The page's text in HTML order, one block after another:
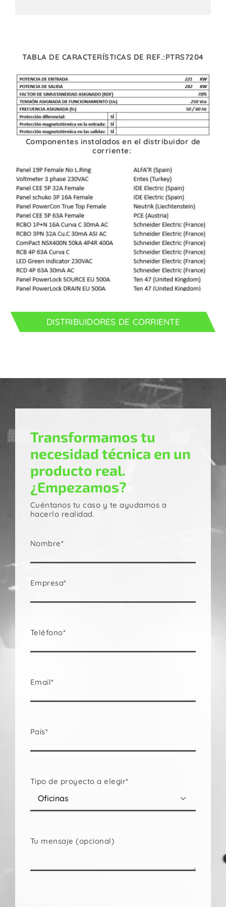
TABLA DE CARACTERÍSTICAS DE REF.:PTRS7204
Componentes instalados en el distribuidor de
corriente:
DISTRIBUIDORES DE CORRIENTE
Transformamos tu
necesidad técnica en un
producto real.
¿Empezamos?
Cuéntanos tu caso y te ayudamos a
hacerlo realidad.
Nombre*
Empresa*
Teléfono*
Email*
País*
Tipo de proyecto a elegir*

Tu mensaje (opcional)